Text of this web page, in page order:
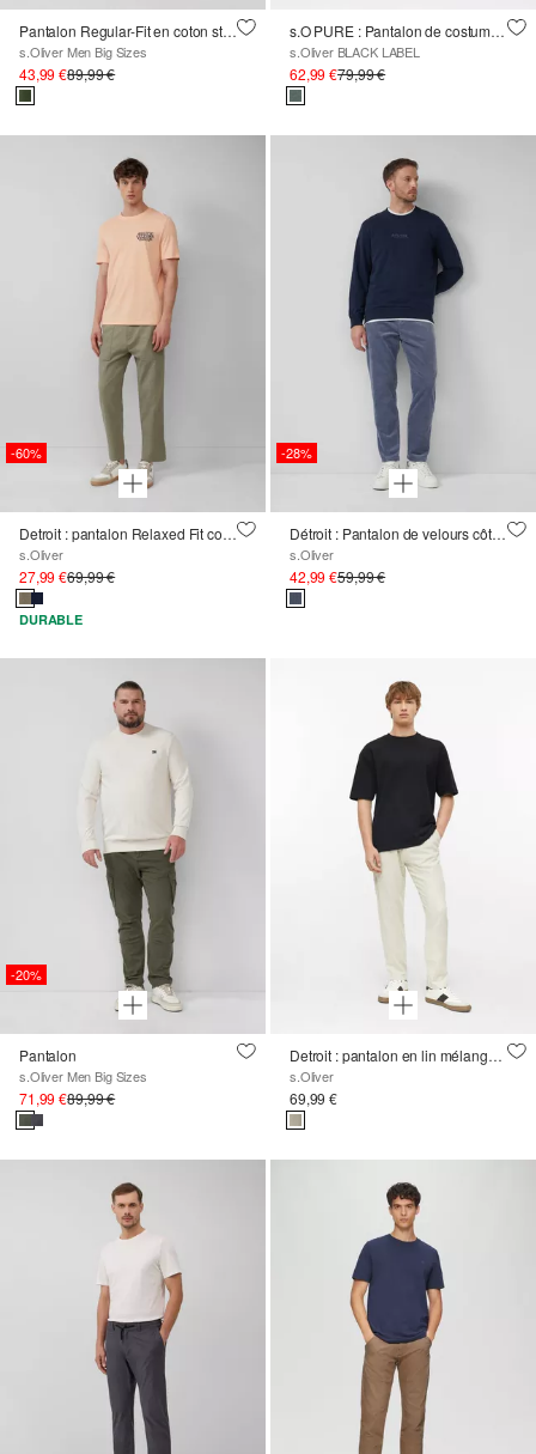
Pantalon Regular-Fit en coton stretch de style worker
s.Oliver Men Big Sizes
43,99 €89,99 €
s.O PURE : Pantalon de costume au tissage fin
s.Oliver BLACK LABEL
62,99 €79,99 €
-60%
Detroit : pantalon Relaxed Fit coupe courte en lin mélangé
s.Oliver
27,99 €69,99 €
DURABLE
-28%
Détroit : Pantalon de velours côtelé à la coupe décontractée et à la taille élastique
s.Oliver
42,99 €59,99 €
-20%
Pantalon
s.Oliver Men Big Sizes
71,99 €89,99 €
Detroit : pantalon en lin mélangé à la coupe décontractée
s.Oliver
69,99 €